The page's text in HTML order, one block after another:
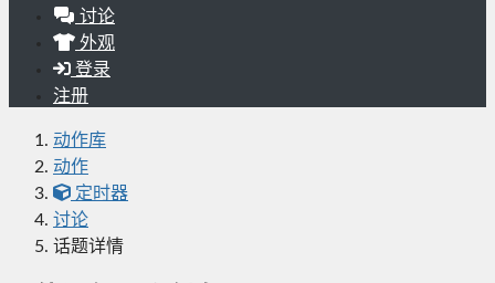
讨论
外观
登录
注册
动作库
动作
定时器
讨论
话题详情